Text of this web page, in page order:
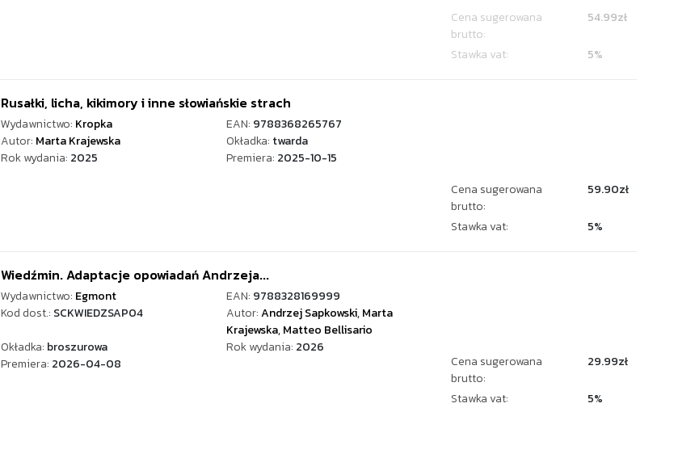
Cena sugerowana
brutto:
54.99zł
Stawka vat: 5%
Rusałki, licha, kikimory i inne słowiańskie strach
Wydawnictwo: Kropka EAN: 9788368265767
Autor: Marta Krajewska Okładka: twarda
Rok wydania: 2025 Premiera: 2025-10-15
Cena sugerowana
brutto:
59.90zł
Stawka vat: 5%
Wiedźmin. Adaptacje opowiadań Andrzeja...
Wydawnictwo: Egmont EAN: 9788328169999
Kod dost.: SCKWIEDZSAP04 Autor:Andrzej Sapkowski,Marta
Krajewska,Matteo Bellisario
Okładka: broszurowa Rok wydania: 2026
Premiera: 2026-04-08
Cena sugerowana
brutto:
29.99zł
Stawka vat: 5%